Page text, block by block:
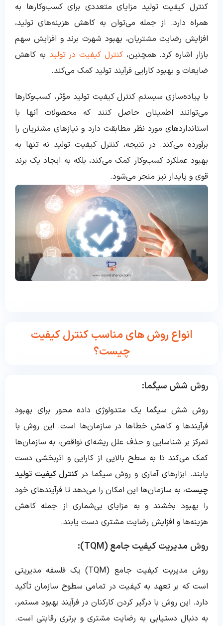
کنترل کیفیت تولید مزایای متعددی برای کسب‌وکارها به
همراه دارد. از جمله می‌توان به کاهش هزینه‌های تولید،
افزایش رضایت مشتریان، بهبود شهرت برند و افزایش سهم
بازار اشاره کرد. همچنین،کنترل کیفیت در تولید به کاهش
ضایعات و بهبود کارایی فرآیند تولید کمک می‌کند.
با پیاده‌سازی سیستم کنترل کیفیت تولید مؤثر، کسب‌وکارها
می‌توانند اطمینان حاصل کنند که محصولات آنها با
استانداردهای مورد نظر مطابقت دارد و نیازهای مشتریان را
برآورده می‌کند. در نتیجه، کنترل کیفیت تولید نه تنها به
بهبود عملکرد کسب‌وکار کمک می‌کند، بلکه به ایجاد یک برند
قوی و پایدار نیز منجر می‌شود.
انواع روش های مناسب کنترل کیفیت
چیست؟
روش شش سیگما:
روش شش سیگما یک متدولوژی داده محور برای بهبود
فرآیندها و کاهش خطاها در سازمان‌ها است. این روش با
تمرکز بر شناسایی و حذف علل ریشه‌ای نواقص، به سازمان‌ها
کمک می‌کند تا به سطح بالایی از کارایی و اثربخشی دست
یابند. ابزارهای آماری و روش سیگما درکنترل کیفیت تولید
چیست، به سازمان‌ها این امکان را می‌دهد تا فرآیندهای خود
را بهبود بخشند و به مزایای بی‌شماری از جمله کاهش
هزینه‌ها و افزایش رضایت مشتری دست یابند.
روش مدیریت کیفیت جامع (TQM):
روش مدیریت کیفیت جامع (TQM) یک فلسفه مدیریتی
است که بر تعهد به کیفیت در تمامی سطوح سازمان تأکید
دارد. این روش با درگیر کردن کارکنان در فرآیند بهبود مستمر،
به دنبال دستیابی به رضایت مشتری و برتری رقابتی است.